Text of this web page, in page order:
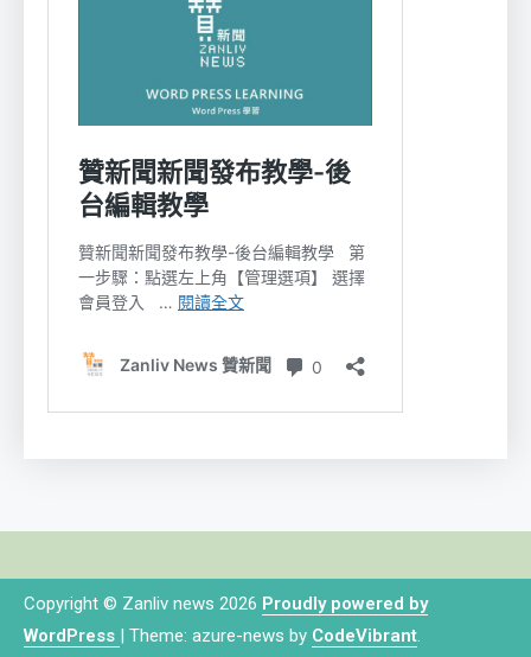
Copyright © Zanliv news 2026 Proudly powered by
WordPress | Theme: azure-news by CodeVibrant.